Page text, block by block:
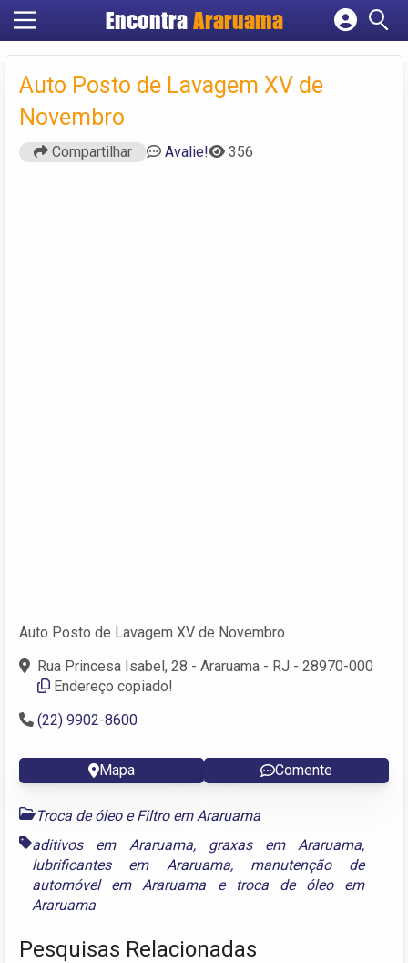
EncontraAraruama
Cadastrar empresa
Criar conta
Auto Posto de Lavagem XV de
Novembro
Compartilhar Avalie! 356
Auto Posto de Lavagem XV de Novembro
Rua Princesa Isabel, 28 - Araruama - RJ - 28970-000
Endereço copiado!
(22) 9902-8600
Mapa Comente
Troca de óleo e Filtro em Araruama
aditivos em Araruama, graxas em Araruama,
lubrificantes em Araruama, manutenção de
automóvel em Araruama e
troca de óleo em
Araruama
Pesquisas Relacionadas